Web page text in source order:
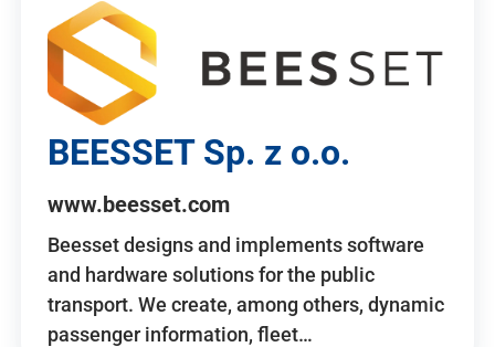
BEESSET Sp. z o.o.
www.beesset.com
Beesset designs and implements software
and hardware solutions for the public
transport. We create, among others, dynamic
passenger information, fleet…